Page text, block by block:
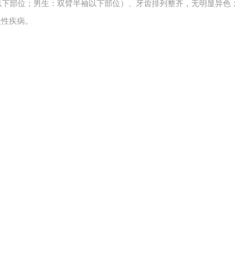
部位；男生：双臂半袖以下部位）、牙齿排列整齐，无明显异色
疾病。